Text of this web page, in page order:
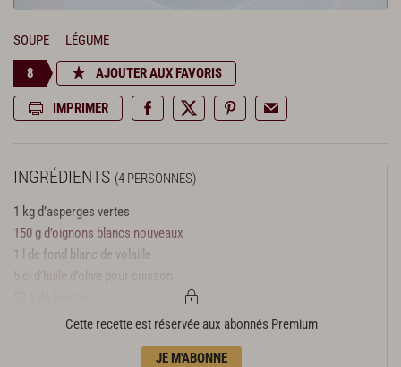
SOUPE LÉGUME
8 AJOUTER AUX FAVORIS
IMPRIMER
INGRÉDIENTS (4 PERSONNES)
1 kg d’asperges vertes
150 g d’oignons blancs nouveaux
1 l de fond blanc de volaille
5 cl d’huile d’olive pour cuisson
10 cl de crème fouettée
Cette recette est réservée aux abonnés Premium
JE M'ABONNE